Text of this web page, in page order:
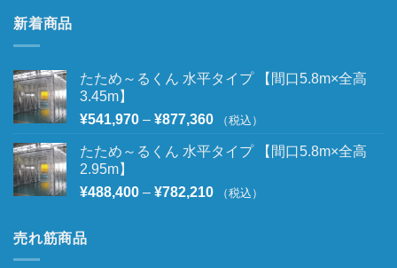
新着商品
たため～るくん 水平タイプ 【間口5.8m×全高
3.45m】
¥541,970 – ¥877,360 （税込）
たため～るくん 水平タイプ 【間口5.8m×全高
2.95m】
¥488,400 – ¥782,210 （税込）
売れ筋商品